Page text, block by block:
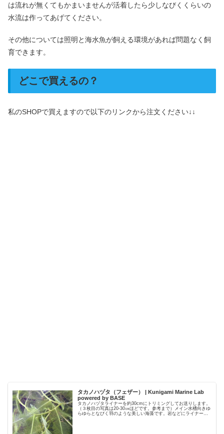
は流れが無くてもかまいませんが活着したら少しなびくくらいの
水流は作ってあげてください。
その他については照明と海水魚が飼える環境があれば問題なく飼
育できます。
どこで買えるの？
私のSHOPで買えますので以下のリンクから注文ください↓↓
タカノハヅタ（フェザー） | Kunigami Marine Lab
powered by BASE
タカノハヅタライナーを約30cmにトリミングしてお送りします。
（３枚目の写真は20-30㎝ほどです。参考まで）メイン水槽向きゆ
らゆらとなびく羽のような美しい海藻です。岩などにライナーを